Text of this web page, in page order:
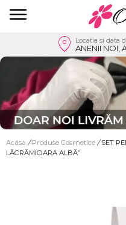
Locatia si data
ANENII NOI,
Acasa / Produse Cosmetice / SET
LĂCRĂMIOARA ALBĂ”